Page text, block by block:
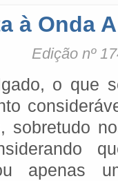
à Onda
Edição nº
o que
sobretudo
apenas